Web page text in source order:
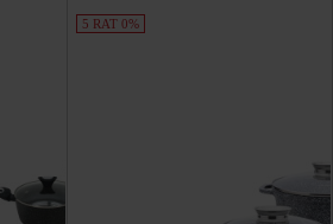
5 RAT 0%